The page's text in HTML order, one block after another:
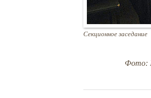
Секционное заседание
Фото: